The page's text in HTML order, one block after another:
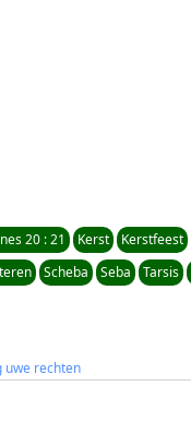
20 : 21 Kerst Kerstfeest
Scheba Seba Tarsis
uwe rechten